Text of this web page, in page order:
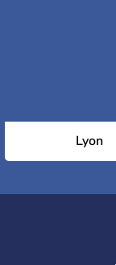
Lyon